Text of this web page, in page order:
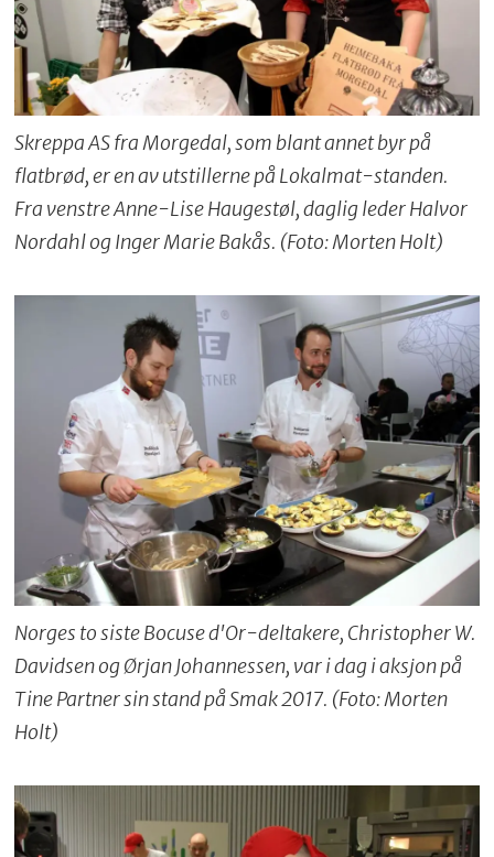
Skreppa AS fra Morgedal, som blant annet byr på
flatbrød, er en av utstillerne på Lokalmat-standen.
Fra venstre Anne-Lise Haugestøl, daglig leder Halvor
Nordahl og Inger Marie Bakås. (Foto: Morten Holt)
Norges to siste Bocuse d'Or-deltakere, Christopher W.
Davidsen og Ørjan Johannessen, var i dag i aksjon på
Tine Partner sin stand på Smak 2017. (Foto: Morten
Holt)